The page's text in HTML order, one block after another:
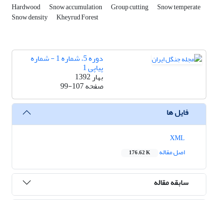
Hardwood Snow accumulation Group cutting Snow temperate
Snow density Kheyrud Forest
دوره 5، شماره 1 - شماره
پیاپی 1
بهار 1392
صفحه99-107
فایل ها
اصل مقاله
176.62 K
سابقه مقاله